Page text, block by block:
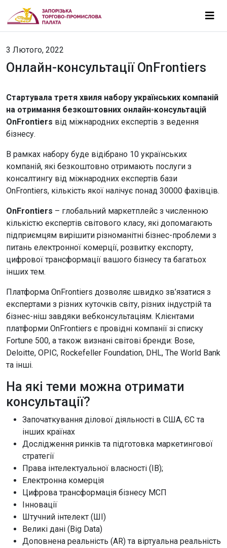
3 Лютого, 2022
Онлайн-консультації OnFrontiers
Стартувала третя хвиля набору українських компаній
на отримання безкоштовних онлайн-консультацій
OnFrontiers від міжнародних експертів з ведення
бізнесу.
В рамках набору буде відібрано 10 українських
компаній, які безкоштовно отримають послуги з
консалтингу від міжнародних експертів бази
OnFrontiers, кількість якої налічує понад 30000 фахівців.
OnFrontiers – глобальний маркетплейс з численною
кількістю експертів світового класу, які допомагають
підприємцям вирішити різноманітні бізнес-проблеми з
питань електронної комерції, розвитку експорту,
цифрової трансформації вашого бізнесу та багатьох
інших тем.
Платформа OnFrontiers дозволяє швидко зв’язатися з
експертами з різних куточків світу, різних індустрій та
бізнес-ніш завдяки вебконсультаціям. Клієнтами
платформи OnFrontiers є провідні компанії зі списку
Fortune 500, а також визнані світові бренди: Bose,
Deloitte, OPIC, Rockefeller Foundation, DHL, The World Bank
та інші.
На які теми можна отримати
консультації?
Започаткування ділової діяльності в США, ЄС та
інших країнах
Дослідження ринків та підготовка маркетингової
стратегії
Права інтелектуальної власності (ІВ);
Електронна комерція
Цифрова трансформація бізнесу МСП
Інновації
Штучний інтелект (ШІ)
Великі дані (Big Data)
Доповнена реальність (AR) та віртуальна реальність